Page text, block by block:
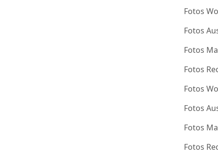
Fotos
Fotos
Fotos
Fotos
Fotos
Fotos
Fotos
Fotos